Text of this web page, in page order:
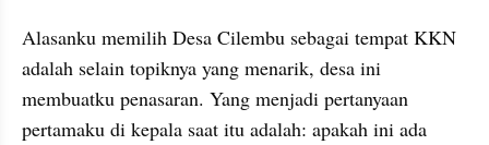
Alasanku memilih Desa Cilembu sebagai tempat KKN
adalah selain topiknya yang menarik, desa ini
membuatku penasaran. Yang menjadi pertanyaan
pertamaku di kepala saat itu adalah: apakah ini ada